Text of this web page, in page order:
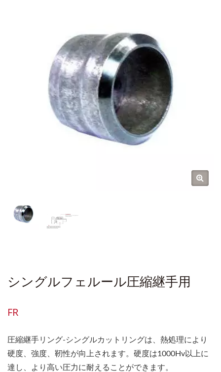
シングルフェルール圧縮継手用
FR
圧縮継手リング-シングルカットリングは、熱処理により
硬度、強度、靭性が向上されます。硬度は1000Hv以上に
達し、より高い圧力に耐えることができます。